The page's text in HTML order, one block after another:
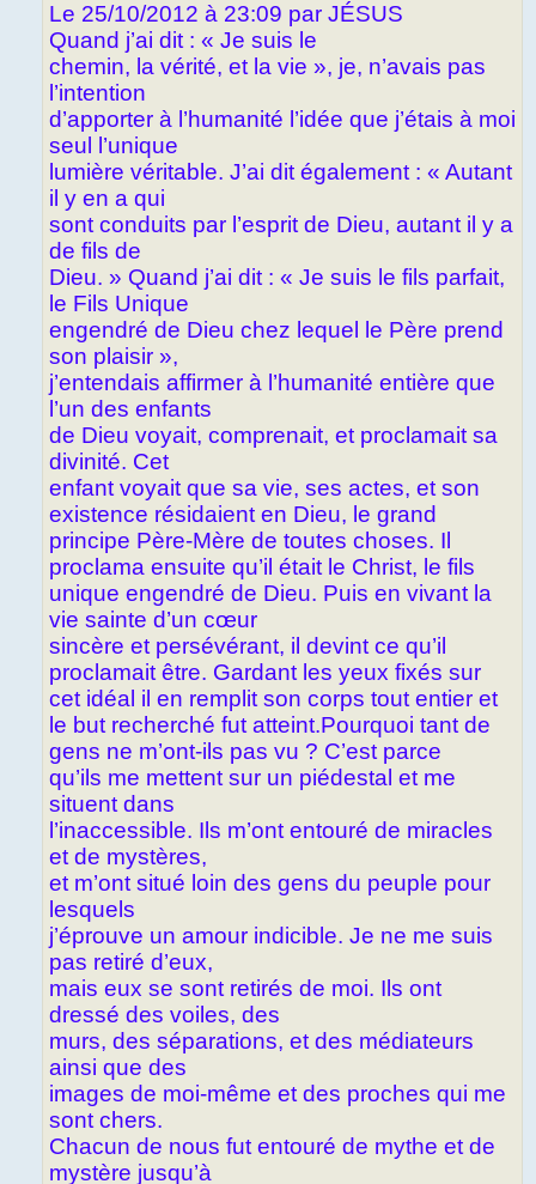
Le 25/10/2012 à 23:09 par JÉSUS
Quand j’ai dit : « Je suis le
chemin, la vérité, et la vie », je, n’avais pas
l’intention
d’apporter à l’humanité l’idée que j’étais à moi
seul l’unique
lumière véritable. J’ai dit également : « Autant
il y en a qui
sont conduits par l’esprit de Dieu, autant il y a
de fils de
Dieu. » Quand j’ai dit : « Je suis le fils parfait,
le Fils Unique
engendré de Dieu chez lequel le Père prend
son plaisir »,
j’entendais affirmer à l’humanité entière que
l’un des enfants
de Dieu voyait, comprenait, et proclamait sa
divinité. Cet
enfant voyait que sa vie, ses actes, et son
existence résidaient en Dieu, le grand
principe Père-Mère de toutes choses. Il
proclama ensuite qu’il était le Christ, le fils
unique engendré de Dieu. Puis en vivant la
vie sainte d’un cœur
sincère et persévérant, il devint ce qu’il
proclamait être. Gardant les yeux fixés sur
cet idéal il en remplit son corps tout entier et
le but recherché fut atteint.Pourquoi tant de
gens ne m’ont-ils pas vu ? C’est parce
qu’ils me mettent sur un piédestal et me
situent dans
l’inaccessible. Ils m’ont entouré de miracles
et de mystères,
et m’ont situé loin des gens du peuple pour
lesquels
j’éprouve un amour indicible. Je ne me suis
pas retiré d’eux,
mais eux se sont retirés de moi. Ils ont
dressé des voiles, des
murs, des séparations, et des médiateurs
ainsi que des
images de moi-même et des proches qui me
sont chers.
Chacun de nous fut entouré de mythe et de
mystère jusqu’à